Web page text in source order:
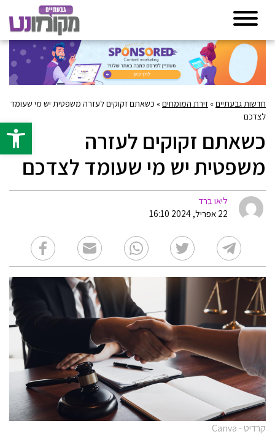
פתח
חדשות גבעתיים» זירת המומחים» כשאתם זקוקים לעזרה משפטית יש מי שעומד
לצדכם
כשאתם זקוקים לעזרה
משפטית יש מי שעומד לצדכם
ליאו ברד
22 אפריל, 2024 16:10
קרדיט - Canva